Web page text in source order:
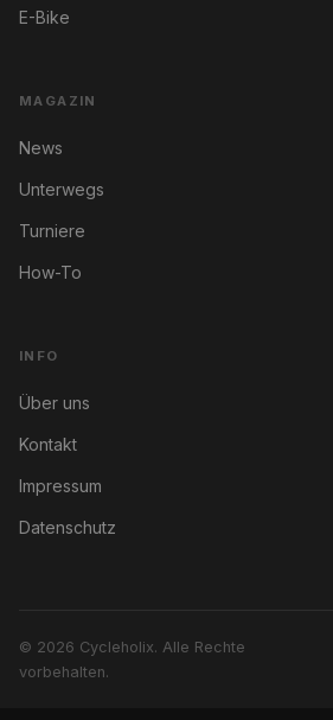
E-Bike
MAGAZIN
News
Unterwegs
Turniere
How-To
INFO
Über uns
Kontakt
Impressum
Datenschutz
© 2026 Cycleholix. Alle Rechte
vorbehalten.